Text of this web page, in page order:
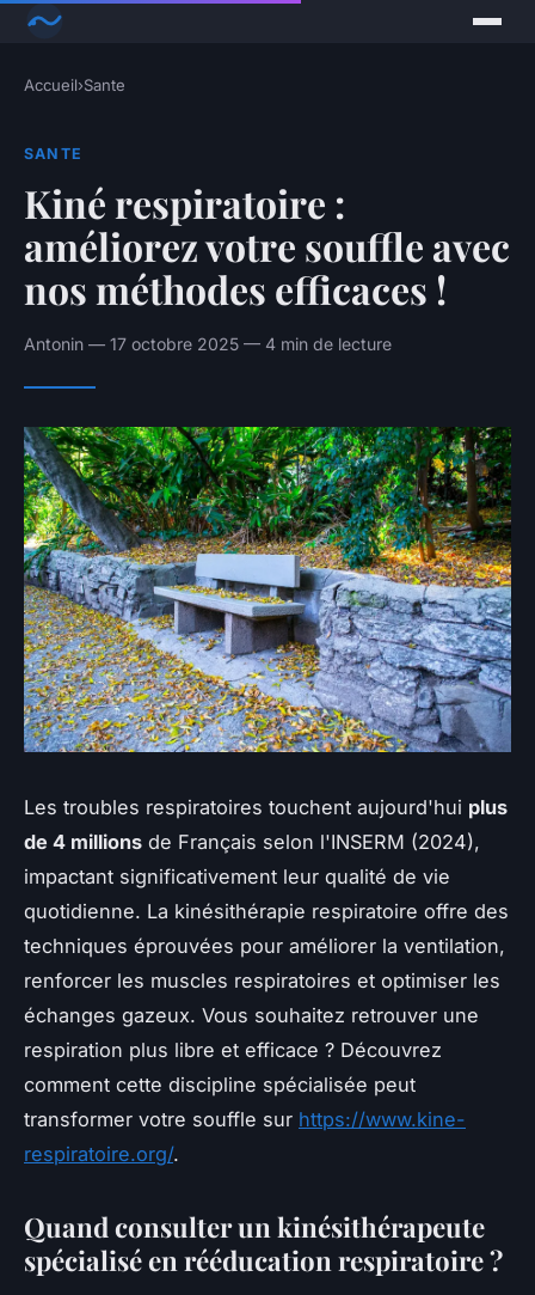
Accueil›Sante
SANTE
Kiné respiratoire :
améliorez votre souffle avec
nos méthodes efficaces !
Antonin — 17 octobre 2025 — 4 min de lecture
Les troubles respiratoires touchent aujourd'hui plus
de 4 millions de Français selon l'INSERM (2024),
impactant significativement leur qualité de vie
quotidienne. La kinésithérapie respiratoire offre des
techniques éprouvées pour améliorer la ventilation,
renforcer les muscles respiratoires et optimiser les
échanges gazeux. Vous souhaitez retrouver une
respiration plus libre et efficace ? Découvrez
comment cette discipline spécialisée peut
transformer votre souffle sur https://www.kine-
respiratoire.org/.
Quand consulter un kinésithérapeute
spécialisé en rééducation respiratoire ?